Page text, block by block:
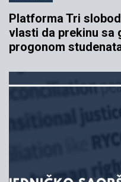
Platforma Tri
vlasti da prekinu sa
progonom